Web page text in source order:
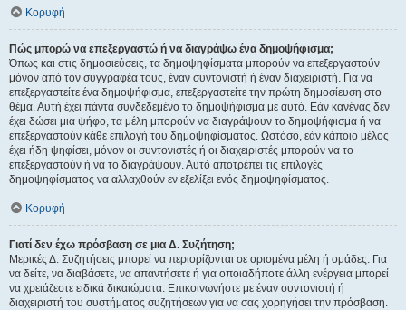
Κορυφή
Πώς μπορώ να επεξεργαστώ ή να διαγράψω ένα δημοψήφισμα;
Όπως και στις δημοσιεύσεις, τα δημοψηφίσματα μπορούν να επεξεργαστούν
μόνον από τον συγγραφέα τους, έναν συντονιστή ή έναν διαχειριστή. Για να
επεξεργαστείτε ένα δημοψήφισμα, επεξεργαστείτε την πρώτη δημοσίευση στο
θέμα. Αυτή έχει πάντα συνδεδεμένο το δημοψήφισμα με αυτό. Εάν κανένας δεν
έχει δώσει μια ψήφο, τα μέλη μπορούν να διαγράψουν το δημοψήφισμα ή να
επεξεργαστούν κάθε επιλογή του δημοψηφίσματος. Ωστόσο, εάν κάποιο μέλος
έχει ήδη ψηφίσει, μόνον οι συντονιστές ή οι διαχειριστές μπορούν να το
επεξεργαστούν ή να το διαγράψουν. Αυτό αποτρέπει τις επιλογές
δημοψηφίσματος να αλλαχθούν εν εξελίξει ενός δημοψηφίσματος.
Κορυφή
Γιατί δεν έχω πρόσβαση σε μια Δ. Συζήτηση;
Μερικές Δ. Συζητήσεις μπορεί να περιορίζονται σε ορισμένα μέλη ή ομάδες. Για
να δείτε, να διαβάσετε, να απαντήσετε ή για οποιαδήποτε άλλη ενέργεια μπορεί
να χρειάζεστε ειδικά δικαιώματα. Επικοινωνήστε με έναν συντονιστή ή
διαχειριστή του συστήματος συζητήσεων για να σας χορηγήσει την πρόσβαση.